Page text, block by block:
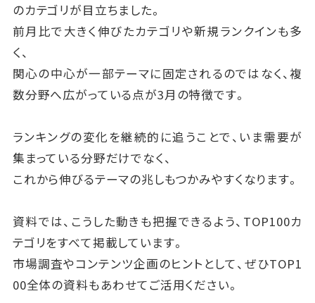
のカテゴリが目立ちました。
前月比で大きく伸びたカテゴリや新規ランクインも多
く、
関心の中心が一部テーマに固定されるのではなく、複
数分野へ広がっている点が3月の特徴です。
ランキングの変化を継続的に追うことで、いま需要が
集まっている分野だけでなく、
これから伸びるテーマの兆しもつかみやすくなります。
資料では、こうした動きも把握できるよう、TOP100カ
テゴリをすべて掲載しています。
市場調査やコンテンツ企画のヒントとして、ぜひTOP1
00全体の資料もあわせてご活用ください。